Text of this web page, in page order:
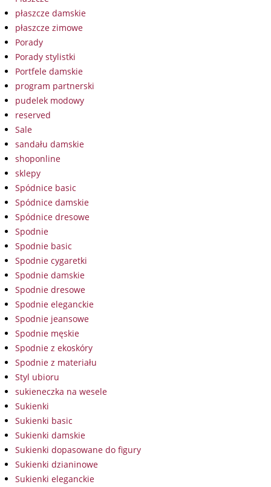
płaszcze damskie
płaszcze zimowe
Porady
Porady stylistki
Portfele damskie
program partnerski
pudelek modowy
reserved
Sale
sandału damskie
shoponline
sklepy
Spódnice basic
Spódnice damskie
Spódnice dresowe
Spodnie
Spodnie basic
Spodnie cygaretki
Spodnie damskie
Spodnie dresowe
Spodnie eleganckie
Spodnie jeansowe
Spodnie męskie
Spodnie z ekoskóry
Spodnie z materiału
Styl ubioru
sukieneczka na wesele
Sukienki
Sukienki basic
Sukienki damskie
Sukienki dopasowane do figury
Sukienki dzianinowe
Sukienki eleganckie